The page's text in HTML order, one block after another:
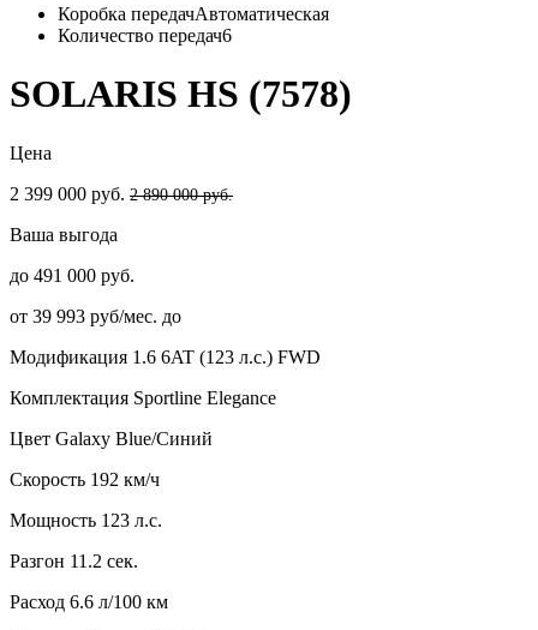
Коробка передачАвтоматическая
Количество передач6
SOLARIS HS (7578)
Цена
2 399 000 руб. 2 890 000 руб.
Ваша выгода
до 491 000 руб.
от 39 993 руб/мес. до
Модификация 1.6 6AT (123 л.с.) FWD
Комплектация Sportline Elegance
Цвет Galaxy Blue/Синий
Скорость 192 км/ч
Мощность 123 л.с.
Разгон 11.2 сек.
Расход 6.6 л/100 км